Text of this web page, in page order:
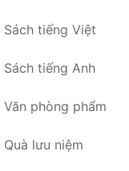
Sách tiếng Việt
Sách tiếng Anh
Văn phòng phẩm
Quà lưu niệm